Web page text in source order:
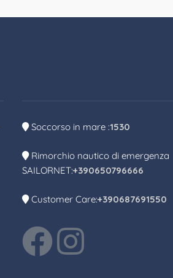
Soccorso in mare :1530
Rimorchio nautico di emergenza
SAILORNET:+390650796666
Customer Care:+390687691550